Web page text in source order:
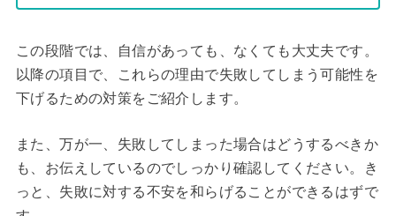
この段階では、自信があっても、なくても大丈夫です。
以降の項目で、これらの理由で失敗してしまう可能性を
下げるための対策をご紹介します。
また、万が一、失敗してしまった場合はどうするべきか
も、お伝えしているのでしっかり確認してください。き
っと、失敗に対する不安を和らげることができるはずで